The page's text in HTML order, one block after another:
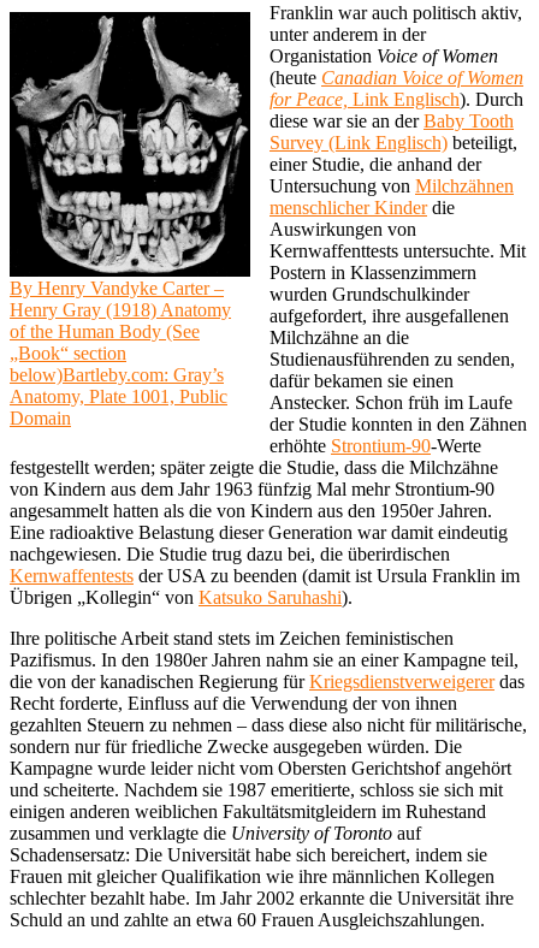
By Henry Vandyke Carter –
Henry Gray (1918) Anatomy
of the Human Body (See
„Book“ section
below)Bartleby.com: Gray’s
Anatomy, Plate 1001, Public
Domain
Franklin war auch politisch aktiv,
unter anderem in der
Organistation Voice of Women
(heute Canadian Voice of Women
for Peace, Link Englisch). Durch
diese war sie an derBaby Tooth
Survey (Link Englisch) beteiligt,
einer Studie, die anhand der
Untersuchung von Milchzähnen
menschlicher Kinderdie
Auswirkungen von
Kernwaffenttests untersuchte. Mit
Postern in Klassenzimmern
wurden Grundschulkinder
aufgefordert, ihre ausgefallenen
Milchzähne an die
Studienausführenden zu senden,
dafür bekamen sie einen
Anstecker. Schon früh im Laufe
der Studie konnten in den Zähnen
erhöhte Strontium-90-Werte
festgestellt werden; später zeigte die Studie, dass die Milchzähne
von Kindern aus dem Jahr 1963 fünfzig Mal mehr Strontium-90
angesammelt hatten als die von Kindern aus den 1950er Jahren.
Eine radioaktive Belastung dieser Generation war damit eindeutig
nachgewiesen. Die Studie trug dazu bei, die überirdischen
Kernwaffentests der USA zu beenden (damit ist Ursula Franklin im
Übrigen „Kollegin“ von Katsuko Saruhashi).
Ihre politische Arbeit stand stets im Zeichen feministischen
Pazifismus. In den 1980er Jahren nahm sie an einer Kampagne teil,
die von der kanadischen Regierung fürKriegsdienstverweigererdas
Recht forderte, Einfluss auf die Verwendung der von ihnen
gezahlten Steuern zu nehmen – dass diese also nicht für militärische,
sondern nur für friedliche Zwecke ausgegeben würden. Die
Kampagne wurde leider nicht vom Obersten Gerichtshof angehört
und scheiterte. Nachdem sie 1987 emeritierte, schloss sie sich mit
einigen anderen weiblichen Fakultätsmitgleidern im Ruhestand
zusammen und verklagte die University of Toronto auf
Schadensersatz: Die Universität habe sich bereichert, indem sie
Frauen mit gleicher Qualifikation wie ihre männlichen Kollegen
schlechter bezahlt habe. Im Jahr 2002 erkannte die Universität ihre
Schuld an und zahlte an etwa 60 Frauen Ausgleichszahlungen.